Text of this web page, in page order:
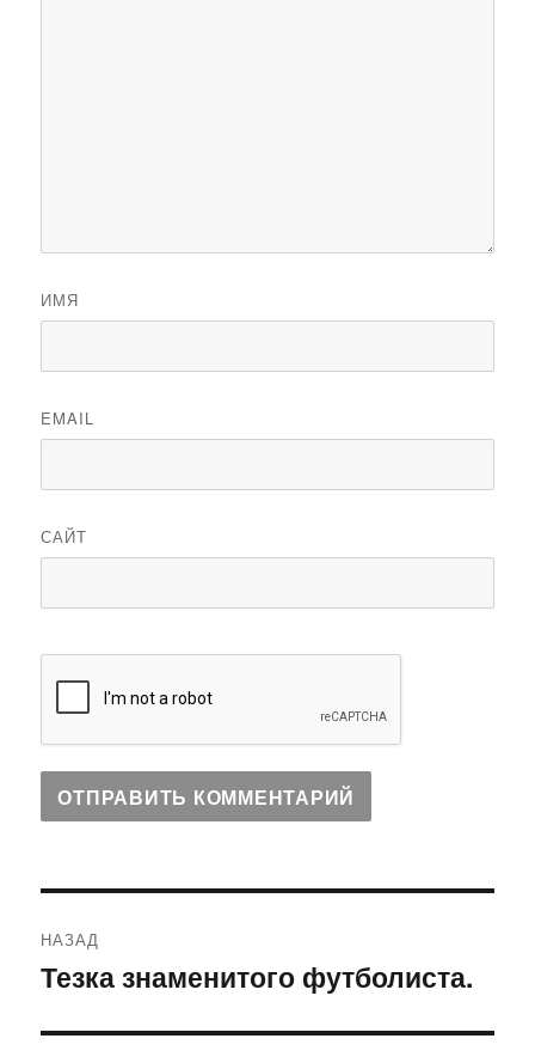
ИМЯ
EMAIL
САЙТ
по
НАЗАД
Предыдущая
Тезка знаменитого футболиста.